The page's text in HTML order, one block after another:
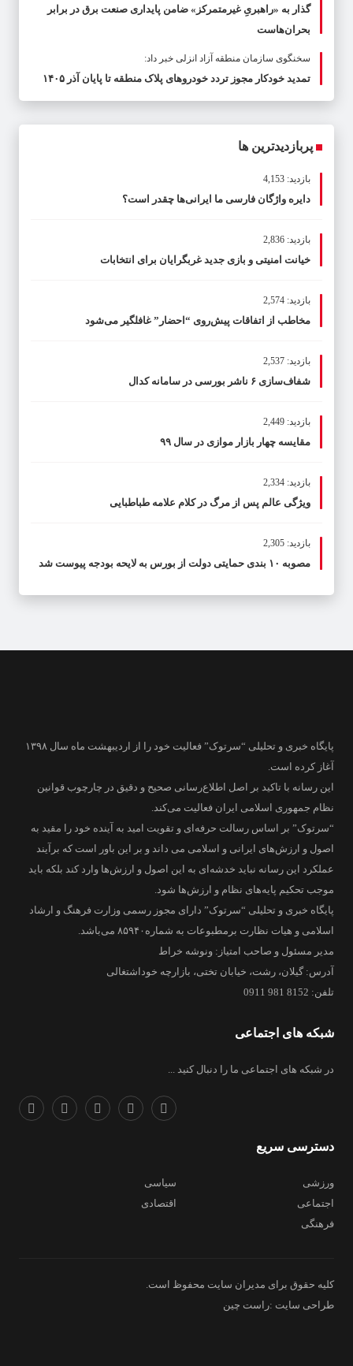
گذار به «راهبریِ غیرمتمرکز» ضامن پایداری صنعت برق در برابر
بحران‌هاست
سخنگوی سازمان منطقه آزاد انزلی خبر داد:
تمدید خودکار مجوز تردد خودروهای پلاک منطقه تا پایان آذر ۱۴۰۵
پربازدیدترین ها
بازدید: 4,153
دایره واژگان فارسی ما ایرانی‌ها چقدر است؟
بازدید: 2,836
خیانت امنیتی و بازی جدید غربگرایان برای انتخابات
بازدید: 2,574
مخاطب از اتفاقات پیش‌روی “احضار” غافلگیر می‌شود
بازدید: 2,537
شفاف‌سازی ۶ ناشر بورسی در سامانه کدال
بازدید: 2,449
مقایسه چهار بازار موازی در سال ۹۹
بازدید: 2,334
ویژگی عالم پس از مرگ در کلام علامه طباطبایی
بازدید: 2,305
مصوبه ۱۰ بندی حمایتی دولت از بورس به لایحه بودجه پیوست شد
پایگاه خبری و تحلیلی “سرتوک” فعالیت خود را از اردیبهشت ماه سال ۱۳۹۸
آغاز کرده است.
این رسانه با تاکید بر اصل اطلاع‌رسانی صحیح و دقیق در چارچوب قوانین
نظام جمهوری اسلامی ایران فعالیت می‌کند.
“سرتوک” بر اساس رسالت حرفه‌ای و تقویت امید به آینده خود را مقید به
اصول و ارزش‌های ایرانی و اسلامی می داند و بر این باور است که برآیند
عملکرد این رسانه نباید خدشه‌ای به این اصول و ارزش‌ها وارد کند بلکه باید
موجب تحکیم پایه‌های نظام و ارزش‌ها شود.
پایگاه خبری و تحلیلی “سرتوک” دارای مجوز رسمی وزارت فرهنگ و ارشاد
اسلامی و هیات نظارت برمطبوعات به شماره۸۵۹۴۰ می‌باشد.
مدیر مسئول و صاحب امتیاز: ونوشه خراط
آدرس: گیلان، رشت، خیابان تختی، بازارچه خوداشتغالی
تلفن: 8152 981 0911
شبکه های اجتماعی
در شبکه های اجتماعی ما را دنبال کنید ...
دسترسی سریع
ورزشی
سیاسی
اجتماعی
اقتصادی
فرهنگی
کلیه حقوق برای مدیران سایت محفوظ است.
طراحی سایت :راست چین